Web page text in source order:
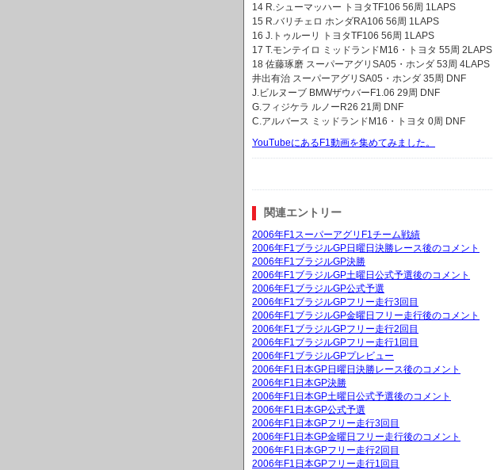
14 R.シューマッハー トヨタTF106 56周 1LAPS
15 R.バリチェロ ホンダRA106 56周 1LAPS
16 J.トゥルーリ トヨタTF106 56周 1LAPS
17 T.モンテイロ ミッドランドM16・トヨタ 55周 2LAPS
18 佐藤琢磨 スーパーアグリSA05・ホンダ 53周 4LAPS
井出有治 スーパーアグリSA05・ホンダ 35周 DNF
J.ビルヌーブ BMWザウバーF1.06 29周 DNF
G.フィジケラ ルノーR26 21周 DNF
C.アルバース ミッドランドM16・トヨタ 0周 DNF
YouTubeにあるF1動画を集めてみました。
関連エントリー
2006年F1スーパーアグリF1チーム戦績
2006年F1ブラジルGP日曜日決勝レース後のコメント
2006年F1ブラジルGP決勝
2006年F1ブラジルGP土曜日公式予選後のコメント
2006年F1ブラジルGP公式予選
2006年F1ブラジルGPフリー走行3回目
2006年F1ブラジルGP金曜日フリー走行後のコメント
2006年F1ブラジルGPフリー走行2回目
2006年F1ブラジルGPフリー走行1回目
2006年F1ブラジルGPプレビュー
2006年F1日本GP日曜日決勝レース後のコメント
2006年F1日本GP決勝
2006年F1日本GP土曜日公式予選後のコメント
2006年F1日本GP公式予選
2006年F1日本GPフリー走行3回目
2006年F1日本GP金曜日フリー走行後のコメント
2006年F1日本GPフリー走行2回目
2006年F1日本GPフリー走行1回目